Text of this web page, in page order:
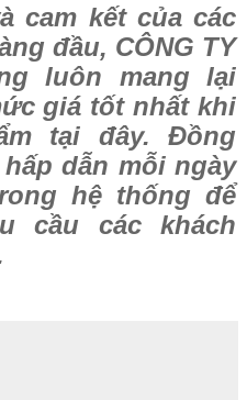
cam kết của các
đầu, CÔNG TY
luôn mang lại
giá tốt nhất khi
tại đây. Đồng
dẫn mỗi ngày
hệ thống để
cầu các khách